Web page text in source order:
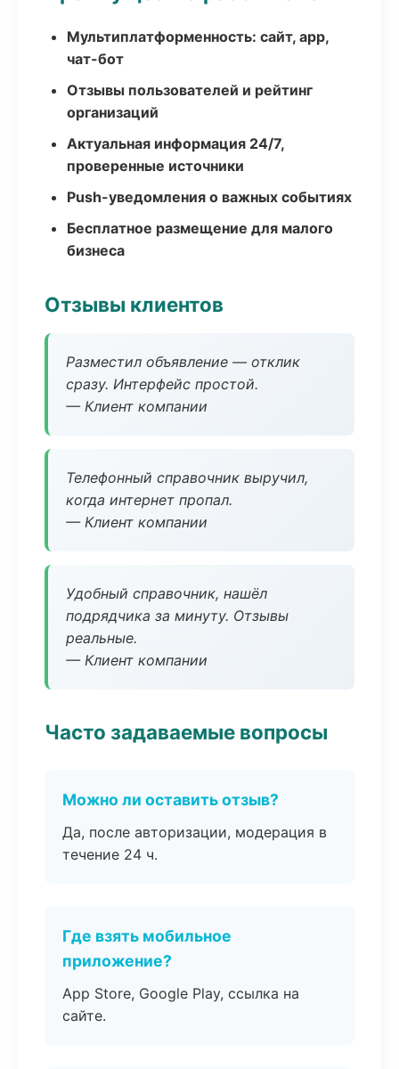
Мультиплатформенность: сайт, app,
чат-бот
Отзывы пользователей и рейтинг
организаций
Актуальная информация 24/7,
проверенные источники
Push-уведомления о важных событиях
Бесплатное размещение для малого
бизнеса
Отзывы клиентов
Разместил объявление — отклик
сразу. Интерфейс простой.
— Клиент компании
Телефонный справочник выручил,
когда интернет пропал.
— Клиент компании
Удобный справочник, нашёл
подрядчика за минуту. Отзывы
реальные.
— Клиент компании
Часто задаваемые вопросы
Можно ли оставить отзыв?
Да, после авторизации, модерация в
течение 24 ч.
Где взять мобильное
приложение?
App Store, Google Play, ссылка на
сайте.